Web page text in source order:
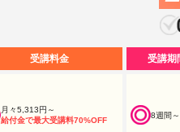
受講料金 受講期
月々5,313円～
給付金で最大受講料70%OFF
8週間～